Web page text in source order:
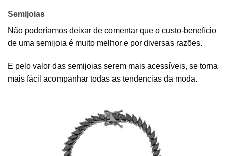
Semijoias
Não poderíamos deixar de comentar que o custo-benefício
de uma semijoia é muito melhor e por diversas razões.
E pelo valor das semijoias serem mais acessíveis, se torna
mais fácil acompanhar todas as tendencias da moda.